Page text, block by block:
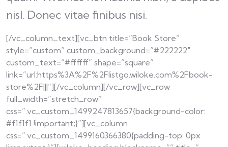
nisl. Donec vitae finibus nisi.
[/vc_column_text][vc_btn title=”Book Store”
style=”custom” custom_background=”#222222″
custom_text=”#ffffff” shape=”square”
link=”url:https%3A%2F%2Flistgo.wiloke.com%2Fbook-
store%2F|||”][/vc_column][/vc_row][vc_row
full_width=”stretch_row”
css=”.vc_custom_1499247813657{background-color:
#f1f1f1 !important;}”][vc_column
css=”.vc_custom_1499160366380{padding-top: 0px